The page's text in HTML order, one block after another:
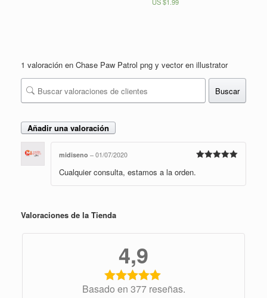
5.00
1 valoración en Chase Paw Patrol png y vector en illustrator
Buscar
Añadir una valoración
midiseno – 01/07/2020
Cualquier consulta, estamos a la orden.
Valoraciones de la Tienda
4,9
Basado en 377 reseñas.